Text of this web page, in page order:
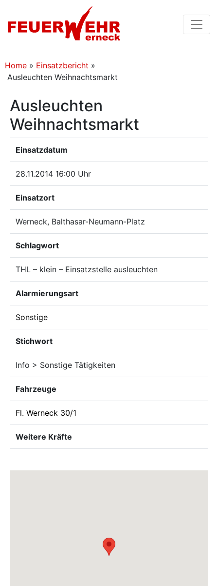
Home » Einsatzbericht »
Ausleuchten Weihnachtsmarkt
Ausleuchten
Weihnachtsmarkt
Einsatzdatum
28.11.2014 16:00 Uhr
Einsatzort
Werneck, Balthasar-Neumann-Platz
Schlagwort
THL – klein – Einsatzstelle ausleuchten
Alarmierungsart
Sonstige
Stichwort
Info > Sonstige Tätigkeiten
Fahrzeuge
Fl. Werneck 30/1
Weitere Kräfte